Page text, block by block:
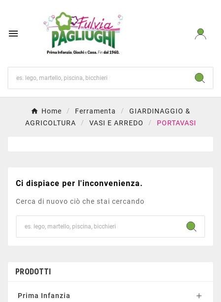

Home Ferramenta
GIARDINAGGIO &
AGRICOLTURA
VASI E ARREDO PORTAVASI
Ci dispiace per l'inconvenienza.
Cerca di nuovo ciò che stai cercando
PRODOTTI
Prima Infanzia 